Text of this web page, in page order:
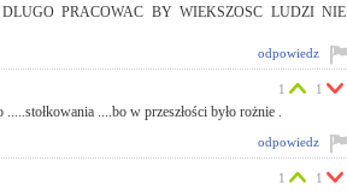
PRACOWAC BY WIEKSZOSC LUDZI NIE
odpowiedz
....bo w przeszłości było rożnie .
1 1
odpowiedz
1 1